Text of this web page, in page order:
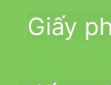
Giấy